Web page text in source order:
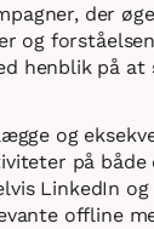
der
og
henblik på at
og
på både
LinkedIn
offline